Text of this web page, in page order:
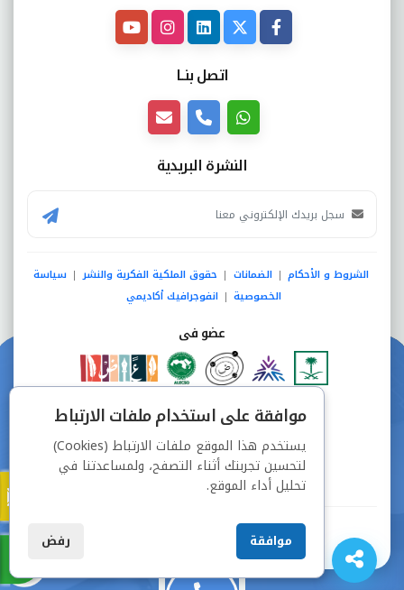
اتصل بنــا
النشرة البريدية
الشروط و الأحكام | الضمانات | حقوق الملكية الفكرية والنشر | سياسة
الخصوصية | انفوجرافيك أكاديمي
عضو فى
دفع آمن من خلال
جميع الحقوق محفوظة © شركة دراسة
موافقة على استخدام ملفات الارتباط
يستخدم هذا الموقع ملفات الارتباط (Cookies)
لتحسين تجربتك أثناء التصفح، ولمساعدتنا في
تحليل أداء الموقع.
موافقة رفض